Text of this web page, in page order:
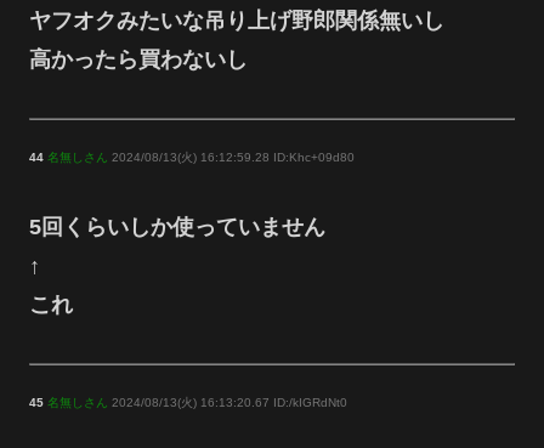
ヤフオクみたいな吊り上げ野郎関係無いし
高かったら買わないし
44 名無しさん 2024/08/13(火) 16:12:59.28 ID:Khc+09d80
5回くらいしか使っていません
↑
これ
45 名無しさん 2024/08/13(火) 16:13:20.67 ID:/kIGRdNt0